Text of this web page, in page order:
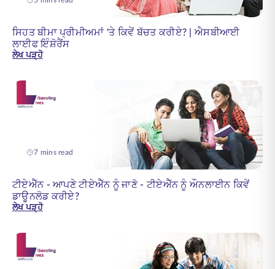
ਸਿਹਤ ਬੀਮਾ ਪ੍ਰੀਮੀਅਮਾਂ 'ਤੇ ਕਿਵੇਂ ਬੱਚਤ ਕਰੀਏ? | ਐਸਬੀਆਈ
ਲਾਈਫ ਇੰਸ਼ੋਰੈਂਸ
ਲੇਖ ਪੜ੍ਹੋ
7 mins read
ਟੀਏਐੱਨ - ਆਪਣੇ ਟੀਏਐੱਨ ਨੂੰ ਜਾਣੋ - ਟੀਏਐੱਨ ਨੂੰ ਔਨਲਾਈਨ ਕਿਵੇਂ
ਡਾਊਨਲੋਡ ਕਰੀਏ?
ਲੇਖ ਪੜ੍ਹੋ